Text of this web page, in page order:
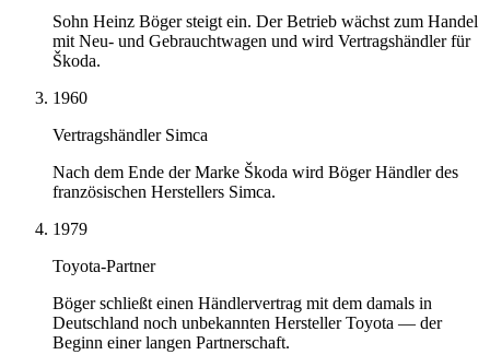
Sohn Heinz Böger steigt ein. Der Betrieb wächst zum Handel
mit Neu- und Gebrauchtwagen und wird Vertragshändler für
Škoda.
1960
Vertragshändler Simca
Nach dem Ende der Marke Škoda wird Böger Händler des
französischen Herstellers Simca.
1979
Toyota-Partner
Böger schließt einen Händlervertrag mit dem damals in
Deutschland noch unbekannten Hersteller Toyota — der
Beginn einer langen Partnerschaft.